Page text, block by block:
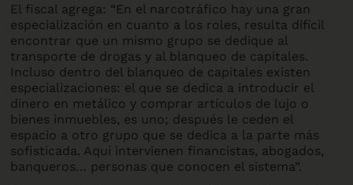
El fiscal agrega: “En el narcotráfico hay una gran
especialización en cuanto a los roles, resulta difícil
encontrar que un mismo grupo se dedique al
transporte de drogas y al blanqueo de capitales.
Incluso dentro del blanqueo de capitales existen
especializaciones: el que se dedica a introducir el
dinero en metálico y comprar artículos de lujo o
bienes inmuebles, es uno; después le ceden el
espacio a otro grupo que se dedica a la parte más
sofisticada. Aquí intervienen financistas, abogados,
banqueros… personas que conocen el sistema”.